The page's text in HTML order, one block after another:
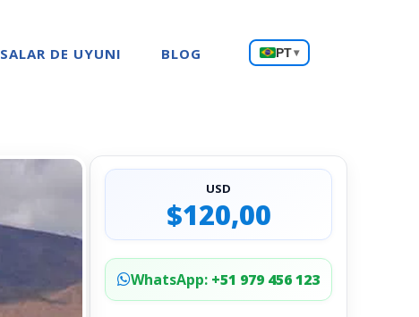
SALAR DE UYUNI BLOG
Escolha
um
PT▾
USD
$120,00
WhatsApp: +51 979 456 123